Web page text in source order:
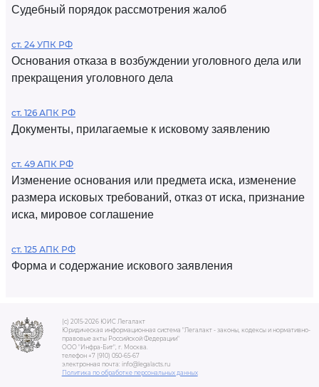
Судебный порядок рассмотрения жалоб
ст. 24 УПК РФ
Основания отказа в возбуждении уголовного дела или
прекращения уголовного дела
ст. 126 АПК РФ
Документы, прилагаемые к исковому заявлению
ст. 49 АПК РФ
Изменение основания или предмета иска, изменение
размера исковых требований, отказ от иска, признание
иска, мировое соглашение
ст. 125 АПК РФ
Форма и содержание искового заявления
(c) 2015-2026 ЮИС Легалакт
Юридическая информационная система "Легалакт - законы, кодексы и нормативно-
правовые акты Российской Федерации"
ООО "Инфра-Бит", г. Москва.
телефон +7 (910) 050-65-67
электронная почта: info@legalacts.ru
Политика по обработке персональных данных